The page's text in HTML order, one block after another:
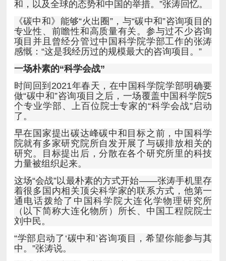
和，以及全球的态势和中国的举措。”张涛回忆。
感慨：“这是我经历过的规模最大的咨询项目。”
一场朴素的“科学会战”
了。
力量被组织起来。
刘中民。
中。”张涛说。